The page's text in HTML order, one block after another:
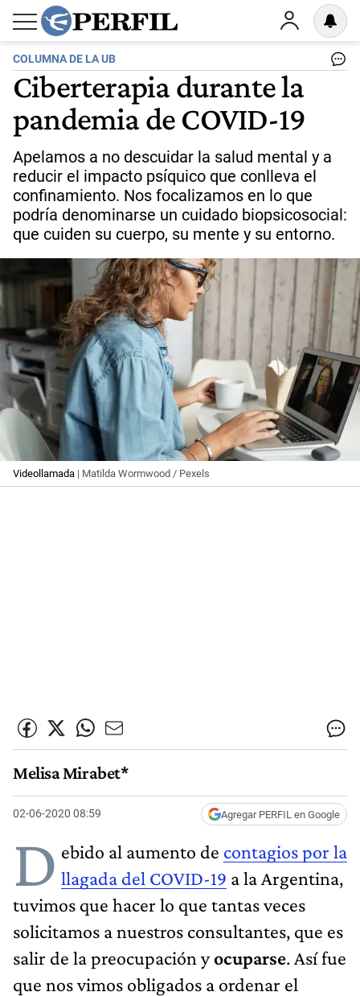
COLUMNA DE LA UB
Ciberterapia durante la
pandemia de COVID-19
Apelamos a no descuidar la salud mental y a
reducir el impacto psíquico que conlleva el
confinamiento. Nos focalizamos en lo que
podría denominarse un cuidado biopsicosocial:
que cuiden su cuerpo, su mente y su entorno.
Videollamada | Matilda Wormwood / Pexels
Melisa Mirabet*
02-06-2020 08:59 Agregar PERFIL en Google
D ebido al aumento de contagios por la
llagada del COVID-19 a la Argentina,
tuvimos que hacer lo que tantas veces
solicitamos a nuestros consultantes, que es
salir de la preocupación yocuparse. Así fue
que nos vimos obligados a ordenar el